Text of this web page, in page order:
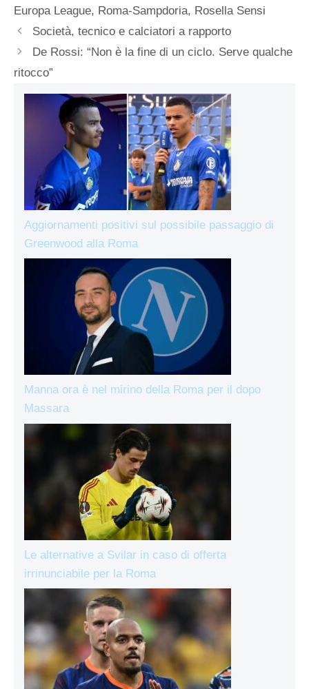
Europa League, Roma-Sampdoria, Rosella Sensi
Società, tecnico e calciatori a rapporto
De Rossi: “Non è la fine di un ciclo. Serve qualche
ritocco”
Aggiornamenti positivi sul possibile passaggio di
Greenwood alla Roma
Manna ora è nel mirino della Roma per il dopo
Massara
Le alternative a Svilar in caso di offerta
irrinunciabile per la Roma